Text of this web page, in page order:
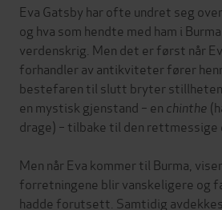
Eva Gatsby har ofte undret seg
og hva som hendte med ham i
verdenskrig. Men det er først når
forhandler av antikviteter fører
bestefaren til slutt bryter stillheten
en mystisk gjenstand – en chinthe
drage) – tilbake til den rettmessige
Men når Eva kommer til Burma,
forretningene blir vanskeligere og
hadde forutsett. Samtidig